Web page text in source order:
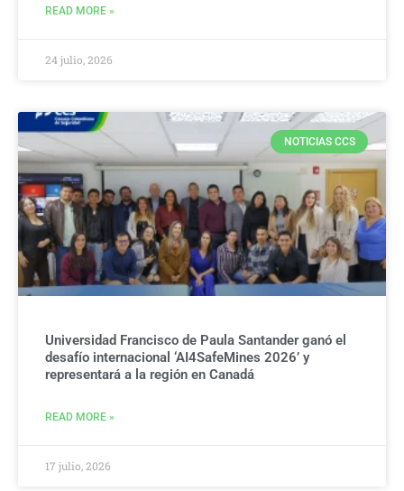
READ MORE »
24 julio, 2026
NOTICIAS CCS
Universidad Francisco de Paula Santander ganó el
desafío internacional ‘AI4SafeMines 2026’ y
representará a la región en Canadá
READ MORE »
17 julio, 2026